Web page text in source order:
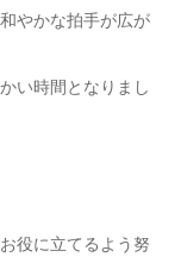
やかな拍手が広が
い時間となりまし
役に立てるよう努